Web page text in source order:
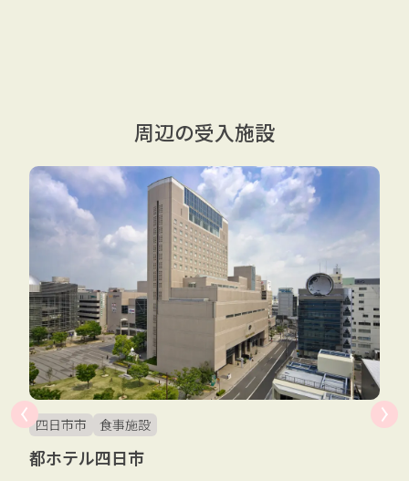
周辺の受入施設
四日市市 食事施設
都ホテル四日市